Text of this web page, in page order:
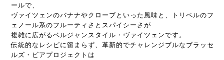
ールで、
ヴァイツェンのバナナやクローブといった風味と、トリペルのフ
ェノール系のフルーティさとスパイシーさが
複雑に広がるベルジャンスタイル・ヴァイツェンです。
伝統的なレシピに留まらず、革新的でチャレンジブルなブラッセ
ルズ・ビアプロジェクトは